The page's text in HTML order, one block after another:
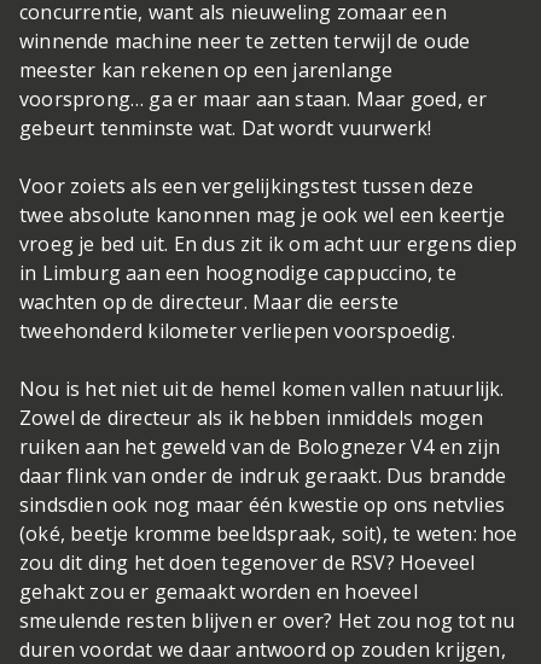
concurrentie, want als nieuweling zomaar een
winnende machine neer te zetten terwijl de oude
meester kan rekenen op een jarenlange
voorsprong… ga er maar aan staan. Maar goed, er
gebeurt tenminste wat. Dat wordt vuurwerk!
Voor zoiets als een vergelijkingstest tussen deze
twee absolute kanonnen mag je ook wel een keertje
vroeg je bed uit. En dus zit ik om acht uur ergens diep
in Limburg aan een hoognodige cappuccino, te
wachten op de directeur. Maar die eerste
tweehonderd kilometer verliepen voorspoedig.
Nou is het niet uit de hemel komen vallen natuurlijk.
Zowel de directeur als ik hebben inmiddels mogen
ruiken aan het geweld van de Bolognezer V4 en zijn
daar flink van onder de indruk geraakt. Dus brandde
sindsdien ook nog maar één kwestie op ons netvlies
(oké, beetje kromme beeldspraak, soit), te weten: hoe
zou dit ding het doen tegenover de RSV? Hoeveel
gehakt zou er gemaakt worden en hoeveel
smeulende resten blijven er over? Het zou nog tot nu
duren voordat we daar antwoord op zouden krijgen,